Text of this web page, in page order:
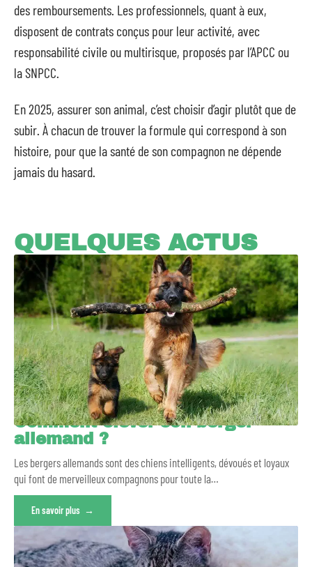
des remboursements. Les professionnels, quant à eux,
disposent de contrats conçus pour leur activité, avec
responsabilité civile ou multirisque, proposés par l’APCC ou
la SNPCC.
En 2025, assurer son animal, c’est choisir d’agir plutôt que de
subir. À chacun de trouver la formule qui correspond à son
histoire, pour que la santé de son compagnon ne dépende
jamais du hasard.
QUELQUES ACTUS
Comment élever son berger
allemand ?
Les bergers allemands sont des chiens intelligents, dévoués et loyaux
qui font de merveilleux compagnons pour toute la…
En savoir plus